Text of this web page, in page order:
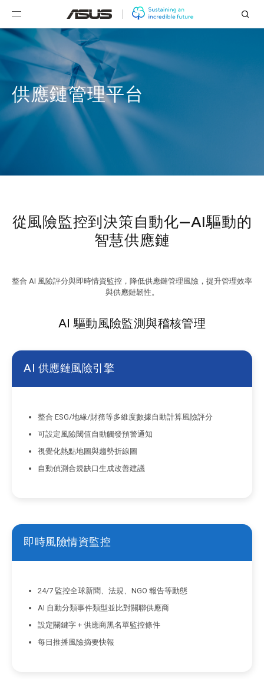
永續AI總覽 碳數據管理平台
供應鏈管理平台
從風險監控到決策自動化—AI驅動的
智慧供應鏈
整合 AI 風險評分與即時情資監控，降低供應鏈管理風險，提升管理效率
與供應鏈韌性。
AI 驅動風險監測與稽核管理
AI 供應鏈風險引擎
整合 ESG/地緣/財務等多維度數據自動計算風險評分
可設定風險閾值自動觸發預警通知
視覺化熱點地圖與趨勢折線圖
自動偵測合規缺口生成改善建議
即時風險情資監控
24/7 監控全球新聞、法規、NGO 報告等動態
AI 自動分類事件類型並比對關聯供應商
設定關鍵字 + 供應商黑名單監控條件
每日推播風險摘要快報